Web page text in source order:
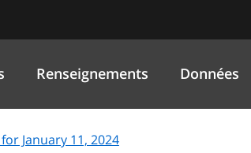
Renseignements Données
for January 11, 2024